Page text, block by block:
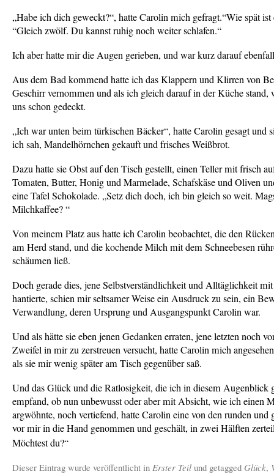
„Habe ich dich geweckt?“, hatte Carolin mich gefragt.“Wie spät ist
“Gleich zwölf. Du kannst ruhig noch weiter schlafen.“
Ich aber hatte mir die Augen gerieben, und war kurz darauf
Aus dem Bad kommend hatte ich das Klappern und Klirren von
Geschirr vernommen und als ich gleich darauf in der Küche stand,
uns schon gedeckt.
„Ich war unten beim türkischen Bäcker“, hatte Carolin gesagt und
ich sah, Mandelhörnchen gekauft und frisches Weißbrot.
Dazu hatte sie Obst auf den Tisch gestellt, einen Teller mit frisch
Tomaten, Butter, Honig und Marmelade, Schafskäse und Oliven
eine Tafel Schokolade. „Setz dich doch, ich bin gleich so weit.
Milchkaffee? “
Von meinem Platz aus hatte ich Carolin beobachtet, die den
am Herd stand, und die kochende Milch mit dem Schneebesen
schäumen ließ.
Doch gerade dies, jene Selbstverständlichkeit und Alltäglichkeit
hantierte, schien mir seltsamer Weise ein Ausdruck zu sein, ein
Verwandlung, deren Ursprung und Ausgangspunkt Carolin war.
Und als hätte sie eben jenen Gedanken erraten, jene letzten noch
Zweifel in mir zu zerstreuen versucht, hatte Carolin mich
als sie mir wenig später am Tisch gegenüber saß.
Und das Glück und die Ratlosigkeit, die ich in diesem Augenblick
empfand, ob nun unbewusst oder aber mit Absicht, wie ich einen
argwöhnte, noch vertiefend, hatte Carolin eine von den runden und
vor mir in die Hand genommen und geschält, in zwei Hälften
Möchtest du?“
Dieser Eintrag wurde veröffentlicht in Erster Teil und getagged Glück,